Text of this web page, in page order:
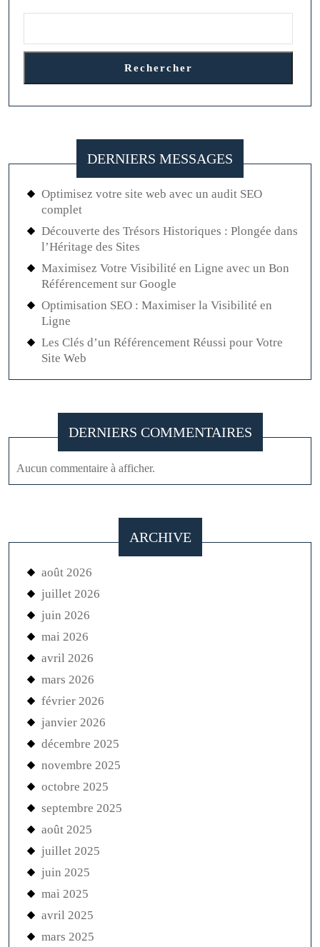
DERNIERS COMMENTAIRES
Aucun commentaire à afficher.
ARCHIVE
août 2026
juillet 2026
juin 2026
mai 2026
avril 2026
février 2026
janvier 2026
décembre 2025
novembre 2025
juillet 2025
juin 2025
février 2025
janvier 2025
décembre 2024
novembre 2024
octobre 2024
septembre 2024
août 2024
juillet 2024
juin 2024
mai 2024
avril 2024
mars 2024
février 2024
accessoires